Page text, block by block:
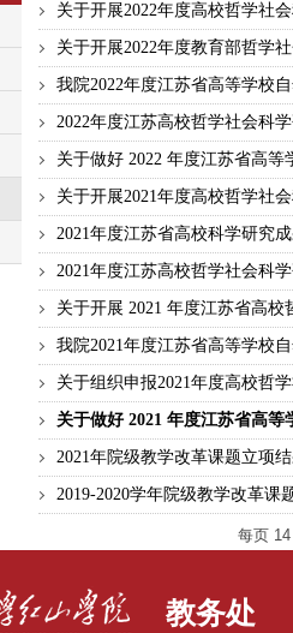
关于开展2022年度高校哲学社
关于开展2022年度教育部哲学
我院2022年度江苏省高等学校
2022年度江苏高校哲学社会科
关于做好 2022 年度江苏省高
关于开展2021年度高校哲学社
2021年度江苏省高校科学研究
2021年度江苏高校哲学社会科
关于开展 2021 年度江苏省高
我院2021年度江苏省高等学校
关于组织申报2021年度高校哲
关于做好 2021 年度江苏省高
2021年院级教学改革课题立项
2019-2020学年院级教学改革课
每页 14
教务处